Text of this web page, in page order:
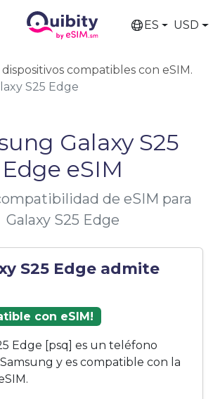
ES USD
dispositivos compatibles con eSIM.
S25 Edge
Galaxy S25
Edge eSIM
de eSIM para
Galaxy S25 Edge
S25 Edge admite
con eSIM!
Edge [psq] es un teléfono
y es compatible con la